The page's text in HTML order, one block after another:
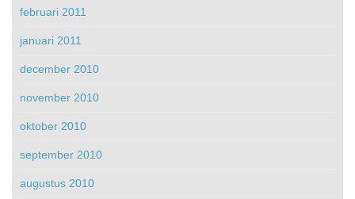
februari 2011
januari 2011
december 2010
november 2010
oktober 2010
september 2010
augustus 2010